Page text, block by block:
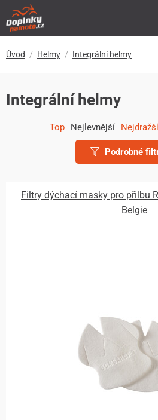
Úvod Helmy Integrální helmy
Integrální helmy
Top Nejlevnější Nejdražší
Podrobné
Filtry dýchací masky pro přilbu
Belgie